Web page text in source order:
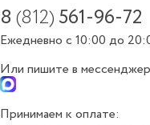
8(812) 561-96-72
Ежедневно с 10:00 до
Или пишите в
Принимаем к оплате: